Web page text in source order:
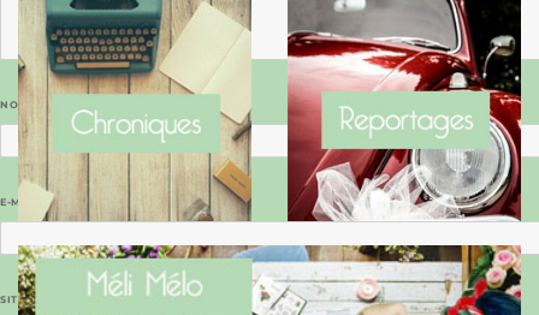
NOM
E-MAIL *
SITE WEB